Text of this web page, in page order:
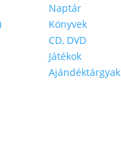
Naptár
Könyvek
CD, DVD
Játékok
Ajándéktárgyak